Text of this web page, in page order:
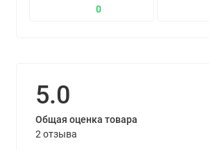
0
5.0
Общая оценка товара
2 отзыва